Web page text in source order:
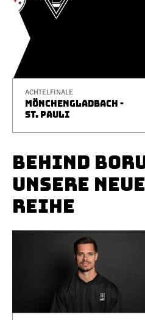
ACHTELFINALE
MÖNCHENGLADBACH -
ST. PAULI
BEHIND
UNSERE
REIHE